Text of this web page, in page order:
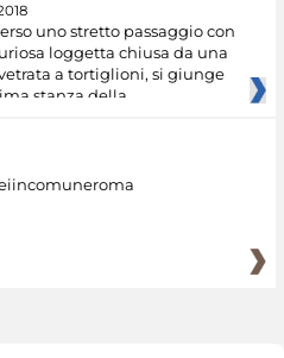
uno stretto passaggio con
loggetta chiusa da una
a tortiglioni, si giunge
stanza della